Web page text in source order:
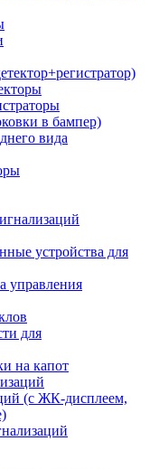
в бампер)
вида
устройства для
управления
для
на капот
(с ЖК-дисплеем,